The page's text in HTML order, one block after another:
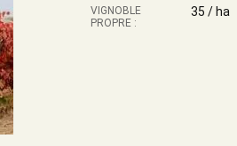
VIGNOBLE
PROPRE :
35 / ha